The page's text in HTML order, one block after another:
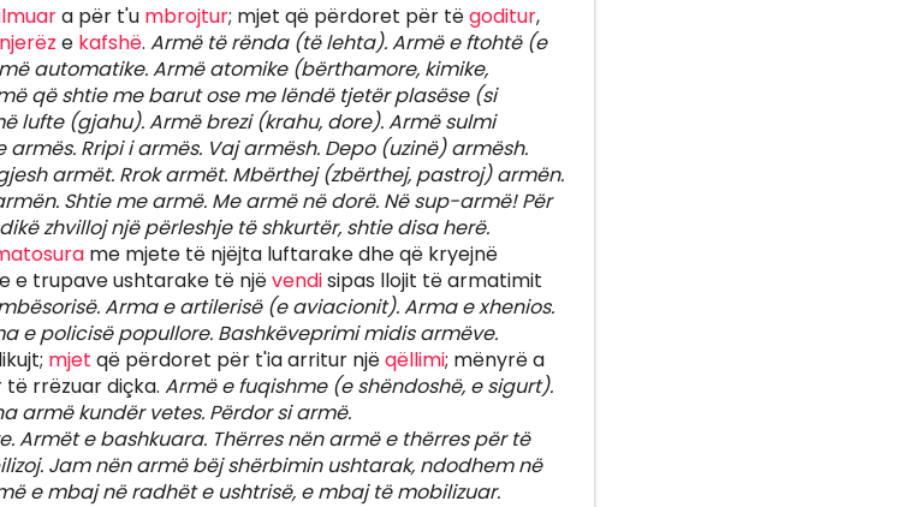
a për t'u mbrojtur; mjet që përdoret për tëgoditur,
njerëz e kafshë. Armë të rënda (të lehta). Armë e ftohtë (e
automatike. Armë atomike (bërthamore, kimike,
që shtie me barut ose me lëndë tjetër plasëse (si
lufte (gjahu). Armë brezi (krahu, dore). Armë sulmi
Rripi i armës. Vaj armësh. Depo (uzinë) armësh.
armët. Rrok armët. Mbërthej (zbërthej, pastroj) armën.
Shtie me armë. Me armë në dorë. Në sup-armë! Për
zhvilloj një përleshje të shkurtër, shtie disa herë.
me mjete të njëjta luftarake dhe që kryejnë
e trupave ushtarake të njëvendisipas llojit të armatimit
Arma e artilerisë (e aviacionit). Arma e xhenios.
e policisë popullore. Bashkëveprimi midis armëve.
mjet që përdoret për t'ia arritur njëqëllimi; mënyrë a
rrëzuar diçka. Armë e fuqishme (e shëndoshë, e sigurt).
armë kundër vetes. Përdor si armë.
Armët e bashkuara. Thërres nën armë e thërres për të
Jam nën armë bëj shërbimin ushtarak, ndodhem në
e mbaj në radhët e ushtrisë, e mbaj të mobilizuar.